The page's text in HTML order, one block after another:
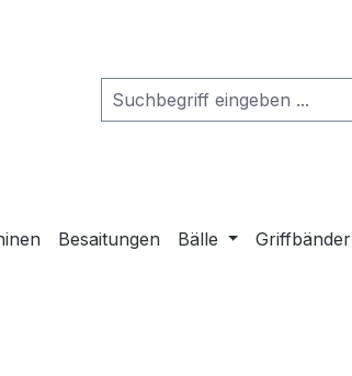
Besaitungen Bälle Griffbänder